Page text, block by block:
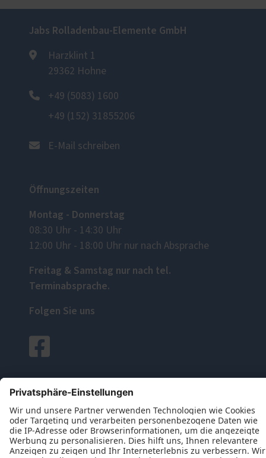
Jabs Rolladenbau-Elemente GmbH
Harzklint 1
29362 Hohne
+49 (5083) 1600
+49 (152) 31855206
E-Mail schreiben
Öffnungszeiten
Montag - Donnerstag
08:30 Uhr - 14:30 Uhr
12:00 Uhr - 18:00 Uhr nur nach Absprache
Freitag & Samstag nur nach tel.
Terminabsprache.
Folgen Sie uns
Datenschutz Impressum Kontakt